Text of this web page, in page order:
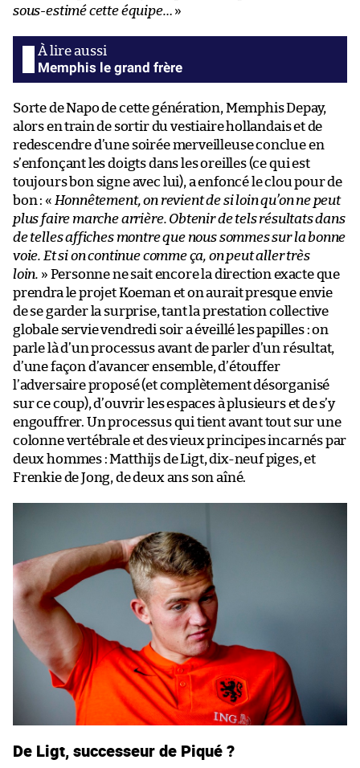
sous-estimé cette équipe… »
Memphis le grand frère
Sorte de Napo de cette génération, Memphis Depay,
alors en train de sortir du vestiaire hollandais et de
redescendre d’une soirée merveilleuse conclue en
s’enfonçant les doigts dans les oreilles (ce qui est
toujours bon signe avec lui), a enfoncé le clou pour de
bon : « Honnêtement, on revient de si loin qu’on ne peut
plus faire marche arrière. Obtenir de tels résultats dans
de telles affiches montre que nous sommes sur la bonne
voie. Et si on continue comme ça, on peut aller très
loin. » Personne ne sait encore la direction exacte que
prendra le projet Koeman et on aurait presque envie
de se garder la surprise, tant la prestation collective
globale servie vendredi soir a éveillé les papilles : on
parle là d’un processus avant de parler d’un résultat,
d’une façon d’avancer ensemble, d’étouffer
l’adversaire proposé (et complètement désorganisé
sur ce coup), d’ouvrir les espaces à plusieurs et de s’y
engouffrer. Un processus qui tient avant tout sur une
colonne vertébrale et des vieux principes incarnés par
deux hommes : Matthijs de Ligt, dix-neuf piges, et
Frenkie de Jong, de deux ans son aîné.
De Ligt, successeur de Piqué ?